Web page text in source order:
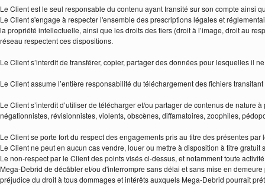
Le Client est le seul responsable du contenu ayant transité sur son compte ainsi
Le Client s'engage à respecter l'ensemble des prescriptions légales et
la propriété intellectuelle, ainsi que les droits des tiers (droit à l’image, droit au
réseau respectent ces dispositions.
Le Client s’interdit de transférer, copier, partager des données pour lesquelles il
Le Client assume l’entière responsabilité du téléchargement des fichiers
Le Client s’interdit d’utiliser de télécharger et/ou partager de contenus de
négationnistes, révisionnistes, violents, obscènes, diffamatoires, zoophiles,
Le Client se porte fort du respect des engagements pris au titre des présentes
Le Client ne peut en aucun cas vendre, louer ou mettre à disposition à titre
Le non-respect par le Client des points visés ci-dessus, et notamment toute
Mega-Debrid de décâbler et/ou d'interrompre sans délai et sans mise en
préjudice du droit à tous dommages et intérêts auxquels Mega-Debrid pourrait